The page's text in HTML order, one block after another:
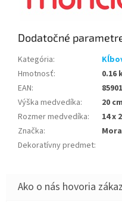
Dodatočné
Kategória:
Hmotnosť:
0.16
EAN:
Výška medvedíka:
20 cm
Rozmer medvedíka:
14 x
Značka:
Dekoratívny predmet: